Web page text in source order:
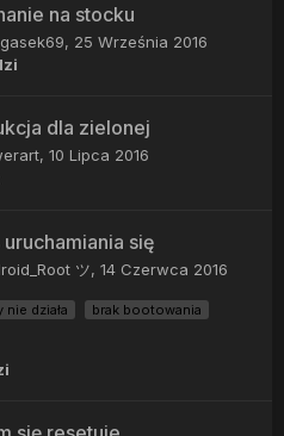
na stocku
, 25 Września 2016
dla zielonej
, 10 Lipca 2016
się
ツ, 14 Czerwca 2016
działa
brak bootowania